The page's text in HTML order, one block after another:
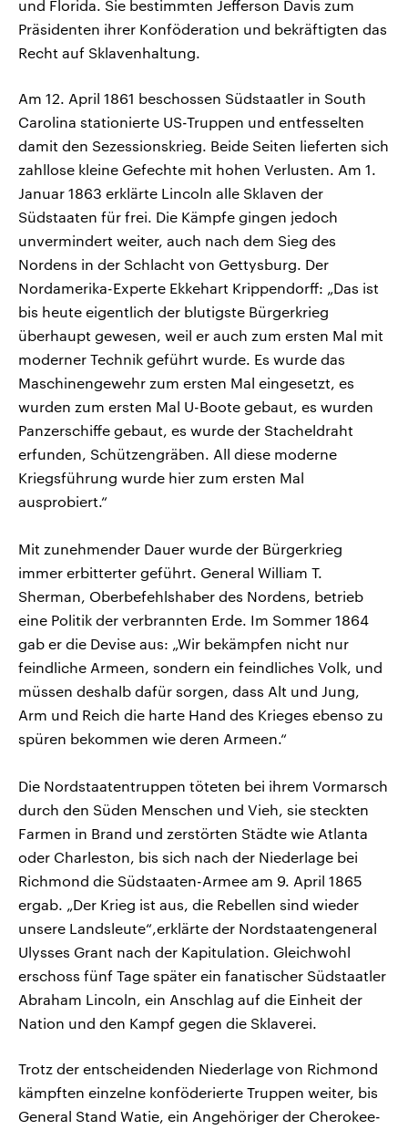
und Florida. Sie bestimmten Jefferson Davis zum
Präsidenten ihrer Konföderation und bekräftigten das
Recht auf Sklavenhaltung.
Am 12. April 1861 beschossen Südstaatler in South
Carolina stationierte US-Truppen und entfesselten
damit den Sezessionskrieg. Beide Seiten lieferten sich
zahllose kleine Gefechte mit hohen Verlusten. Am 1.
Januar 1863 erklärte Lincoln alle Sklaven der
Südstaaten für frei. Die Kämpfe gingen jedoch
unvermindert weiter, auch nach dem Sieg des
Nordens in der Schlacht von Gettysburg. Der
Nordamerika-Experte Ekkehart Krippendorff: „Das ist
bis heute eigentlich der blutigste Bürgerkrieg
überhaupt gewesen, weil er auch zum ersten Mal mit
moderner Technik geführt wurde. Es wurde das
Maschinengewehr zum ersten Mal eingesetzt, es
wurden zum ersten Mal U-Boote gebaut, es wurden
Panzerschiffe gebaut, es wurde der Stacheldraht
erfunden, Schützengräben. All diese moderne
Kriegsführung wurde hier zum ersten Mal
ausprobiert.“
Mit zunehmender Dauer wurde der Bürgerkrieg
immer erbitterter geführt. General William T.
Sherman, Oberbefehlshaber des Nordens, betrieb
eine Politik der verbrannten Erde. Im Sommer 1864
gab er die Devise aus: „Wir bekämpfen nicht nur
feindliche Armeen, sondern ein feindliches Volk, und
müssen deshalb dafür sorgen, dass Alt und Jung,
Arm und Reich die harte Hand des Krieges ebenso zu
spüren bekommen wie deren Armeen.“
Die Nordstaatentruppen töteten bei ihrem Vormarsch
durch den Süden Menschen und Vieh, sie steckten
Farmen in Brand und zerstörten Städte wie Atlanta
oder Charleston, bis sich nach der Niederlage bei
Richmond die Südstaaten-Armee am 9. April 1865
ergab. „Der Krieg ist aus, die Rebellen sind wieder
unsere Landsleute“,erklärte der Nordstaatengeneral
Ulysses Grant nach der Kapitulation. Gleichwohl
erschoss fünf Tage später ein fanatischer Südstaatler
Abraham Lincoln, ein Anschlag auf die Einheit der
Nation und den Kampf gegen die Sklaverei.
Trotz der entscheidenden Niederlage von Richmond
kämpften einzelne konföderierte Truppen weiter, bis
General Stand Watie, ein Angehöriger der Cherokee-